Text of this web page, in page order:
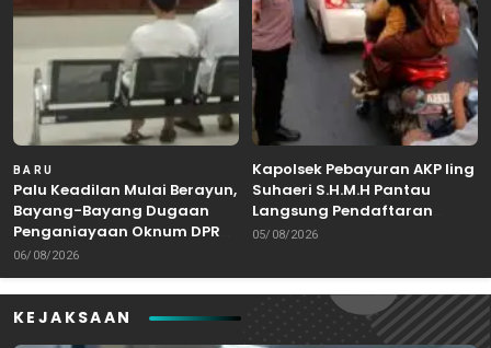
BARU
Palu Keadilan Mulai Berayun,
Bayang-Bayang Dugaan
Penganiayaan Oknum DPRD
Bekasi Masuk Meja Hijau
06/08/2026
Kapolsek Pebayuran AKP Iing
Suhaeri S.H.M.H Pantau
Langsung Pendaftaran
Bakal Calon Kepala Desa di
05/08/2026
KEJAKSAAN